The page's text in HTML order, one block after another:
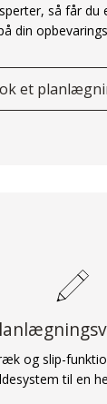
så får du
din
et
og slip-
til en